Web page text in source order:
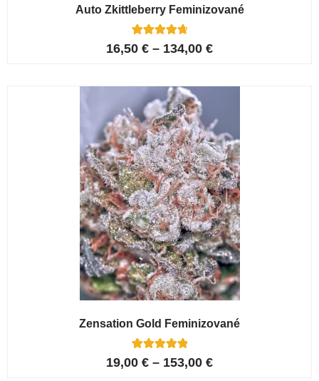
Auto Zkittleberry Feminizované
Hodnoceno
4.80
5
hodnocení
zákazníků
16,50 € – 134,00 €
Zensation Gold Feminizované
Hodnoceno
5.00
6
19,00 € – 153,00 €